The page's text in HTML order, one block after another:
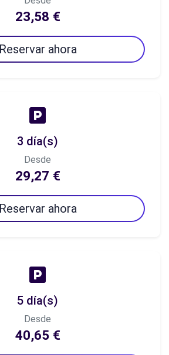
23,58 €
Reservar ahora
3 día(s)
Desde
29,27 €
Reservar ahora
5 día(s)
Desde
40,65 €